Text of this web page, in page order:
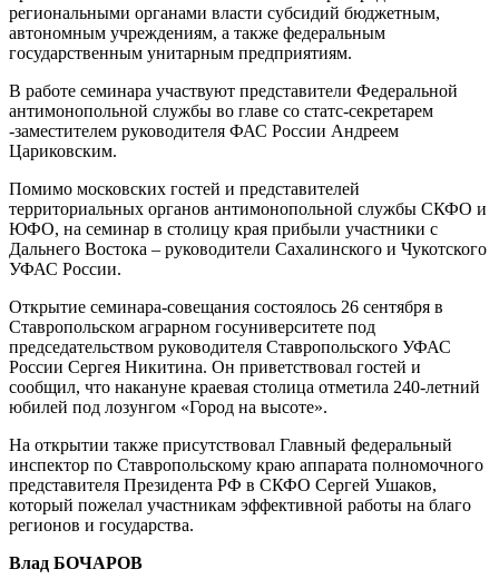
региональными органами власти субсидий бюджетным,
автономным учреждениям, а также федеральным
государственным унитарным предприятиям.
В работе семинара участвуют представители Федеральной
антимонопольной службы во главе со статс-секретарем
-заместителем руководителя ФАС России Андреем
Цариковским.
Помимо московских гостей и представителей
территориальных органов антимонопольной службы СКФО и
ЮФО, на семинар в столицу края прибыли участники с
Дальнего Востока – руководители Сахалинского и Чукотского
УФАС России.
Открытие семинара-совещания состоялось 26 сентября в
Ставропольском аграрном госуниверситете под
председательством руководителя Ставропольского УФАС
России Сергея Никитина. Он приветствовал гостей и
сообщил, что накануне краевая столица отметила 240-летний
юбилей под лозунгом «Город на высоте».
На открытии также присутствовал Главный федеральный
инспектор по Ставропольскому краю аппарата полномочного
представителя Президента РФ в СКФО Сергей Ушаков,
который пожелал участникам эффективной работы на благо
регионов и государства.
Влад БОЧАРОВ